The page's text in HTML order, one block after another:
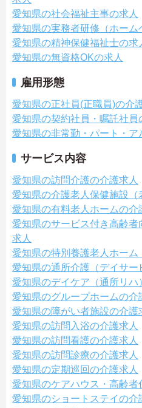
愛知県の社会福祉主事の求人
愛知県の実務者研修（ホーム
愛知県の精神保健福祉士の求
愛知県の無資格OKの求人
雇用形態
愛知県の正社員(正職員)の介
愛知県の契約社員・嘱託社員
愛知県の非常勤・パート・ア
サービス内容
愛知県の訪問介護の介護求人
愛知県の介護老人保健施設（
愛知県の有料老人ホームの介
愛知県のサービス付き高齢
求人
愛知県の特別養護老人ホーム
愛知県の通所介護（デイサー
愛知県のデイケア（通所リハ
愛知県のグループホームの介
愛知県の障がい者施設の介護
愛知県の訪問入浴の介護求人
愛知県の訪問看護の介護求人
愛知県の訪問診療の介護求人
愛知県の定期巡回の介護求人
愛知県のケアハウス・高齢者
愛知県のショートステイの介